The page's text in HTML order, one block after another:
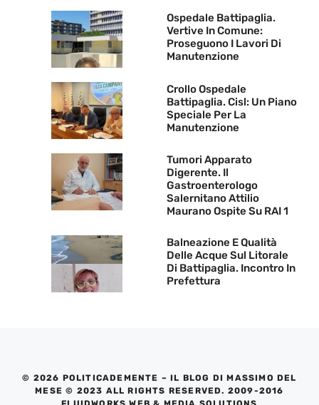
Ospedale Battipaglia.
Vertive In Comune:
Proseguono I Lavori Di
Manutenzione
Crollo Ospedale
Battipaglia. Cisl: Un Piano
Speciale Per La
Manutenzione
Tumori Apparato
Digerente. Il
Gastroenterologo
Salernitano Attilio
Maurano Ospite Su RAI 1
Balneazione E Qualità
Delle Acque Sul Litorale
Di Battipaglia. Incontro In
Prefettura
© 2026 POLITICADEMENTE – IL BLOG DI MASSIMO DEL
MESE © 2023 ALL RIGHTS RESERVED. 2009-2016